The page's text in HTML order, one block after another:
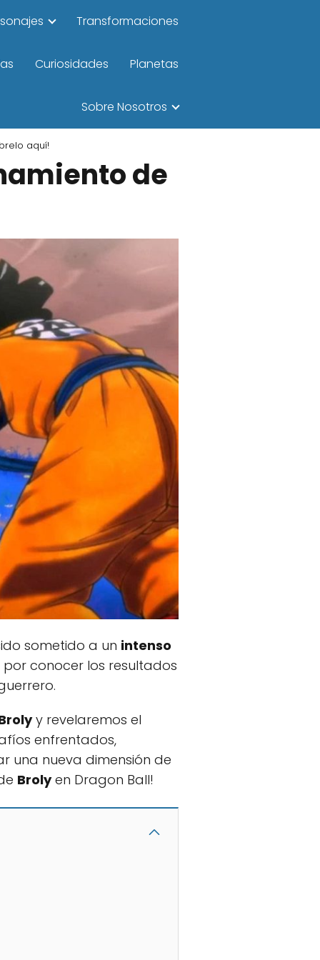
Transformaciones
Curiosidades Planetas
Sobre Nosotros
aquí!
de
sometido a un intenso
por conocer los resultados
y revelaremos el
enfrentados,
una nueva dimensión de
Brolyen Dragon Ball!